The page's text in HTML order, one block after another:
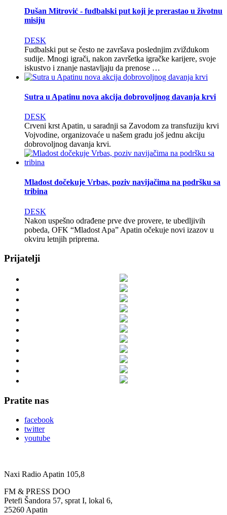
Dušan Mitrović - fudbalski put koji je prerastao u životnu
misiju
DESK
Fudbalski put se često ne završava poslednjim zviždukom
sudije. Mnogi igrači, nakon završetka igračke karijere, svoje
iskustvo i znanje nastavljaju da prenose …
Sutra u Apatinu nova akcija dobrovoljnog davanja krvi
DESK
Crveni krst Apatin, u saradnji sa Zavodom za transfuziju krvi
Vojvodine, organizovaće u našem gradu još jednu akciju
dobrovoljnog davanja krvi.
Mladost dočekuje Vrbas, poziv navijačima na podršku sa
tribina
DESK
Nakon uspešno odrađene prve dve provere, te ubedljivih
pobeda, OFK “Mladost Apa” Apatin očekuje novi izazov u
okviru letnjih priprema.
Prijatelji
Pratite nas
facebook
twitter
youtube
Naxi Radio Apatin 105,8
FM & PRESS DOO
Petefi Šandora 57, sprat I, lokal 6,
25260 Apatin